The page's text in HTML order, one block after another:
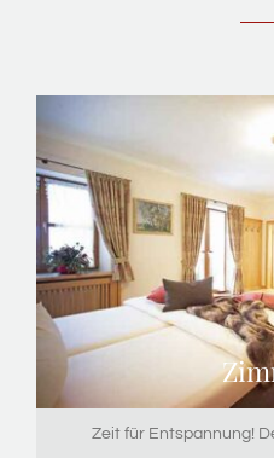
Zeit für Entspannung!